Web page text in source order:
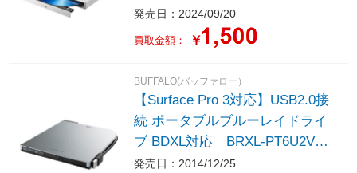
W/H ［USB-A］
発売日：2024/09/20
買取金額： ￥
BUFFALO(バッファロー）
【Surface Pro 3対応】USB2.0接
続 ポータブルブルーレイドライ
ブ BDXL対応 BRXL-PT6U2Vシ
リーズ （シルバー） BRXL-PT6
発売日：2014/12/25